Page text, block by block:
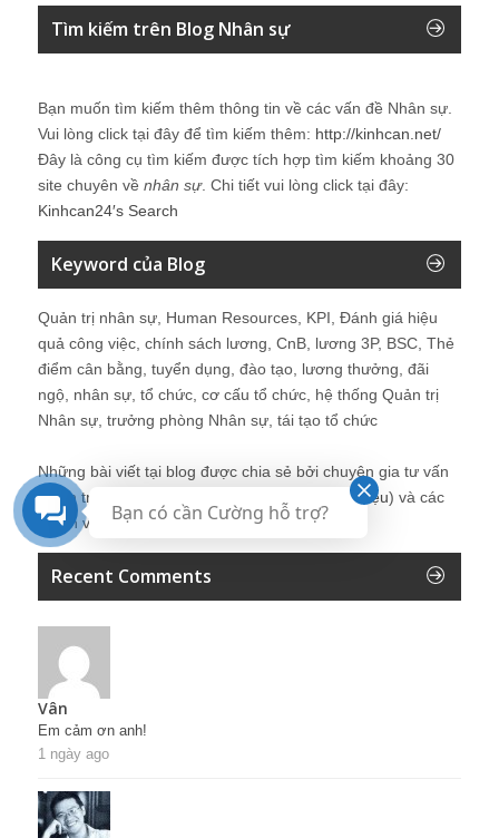
Tìm kiếm trên Blog Nhân sự
Bạn muốn tìm kiếm thêm thông tin về các vấn đề Nhân sự
Vui lòng click tại đây để tìm kiếm thêm: http://kinhcan.net/
Đây là công cụ tìm kiếm được tích hợp tìm kiếm khoảng 30
site chuyên về nhân sự. Chi tiết vui lòng click tại đây:
Kinhcan24′s Search
Keyword của Blog
Quản trị nhân sự, Human Resources, KPI, Đánh giá hiệu
quả công việc, chính sách lương, CnB, lương 3P, BSC, Thẻ
điểm cân bằng, tuyển dụng, đào tạo, lương thưởng, đãi
ngộ, nhân sự, tổ chức, cơ cấu tổ chức, hệ thống Quản trị
Nhân sự, trưởng phòng Nhân sự, tái tạo tổ chức
Những bài viết tại blog được chia sẻ bởi chuyên gia tư vấn
Quản trị Nhân sự Nguyễn Hùng Cường (
giới thiệu) và các
thành viên khác trong cộng đồng Nhân sự.
Recent Comments
Vân
Em cảm ơn anh!
1 ngày ago
Bạn có cần Cường hỗ trợ?